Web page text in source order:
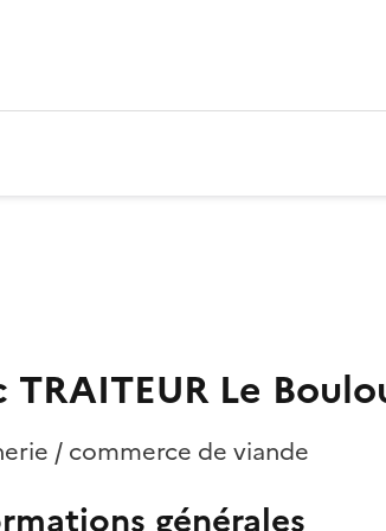
TRAITEUR Le
/ commerce de viande
générales